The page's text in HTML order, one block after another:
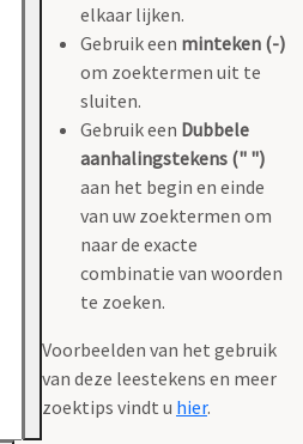
elkaar lijken.
Gebruik een minteken (-)
om zoektermen uit te
sluiten.
Gebruik een Dubbele
aanhalingstekens (" ")
aan het begin en einde
van uw zoektermen om
naar de exacte
combinatie van woorden
te zoeken.
Voorbeelden van het gebruik
van deze leestekens en meer
zoektips vindt u hier.